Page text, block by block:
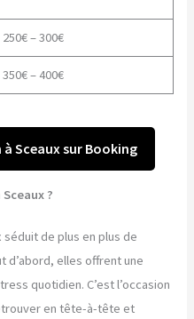
250€ – 300€
350€ – 400€
Sceaux sur Booking
?
de plus en plus de
d’abord, elles offrent une
quotidien. C’est l’occasion
en tête-à-tête et